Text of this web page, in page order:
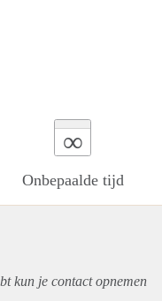
∞
Onbepaalde tijd
kun je contact opnemen